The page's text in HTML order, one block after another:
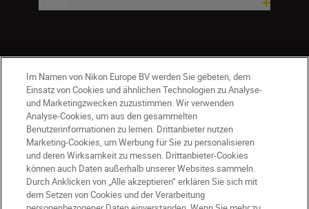
AT Nikon Sites
Im Namen von Nikon Europe BV werden Sie gebeten, dem
Einsatz von Cookies und ähnlichen Technologien zu Analyse-
und Marketingzwecken zuzustimmen. Wir verwenden
Analyse-Cookies, um aus den gesammelten
Benutzerinformationen zu lernen. Drittanbieter nutzen
Marketing-Cookies, um Werbung für Sie zu personalisieren
und deren Wirksamkeit zu messen. Drittanbieter-Cookies
können auch Daten außerhalb unserer Websites sammeln.
Durch Anklicken von „Alle akzeptieren“ erklären Sie sich mit
dem Setzen von Cookies und der Verarbeitung